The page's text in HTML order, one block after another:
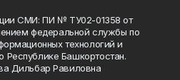
СМИ: ПИ № ТУ02-01358 от
федеральной службы по
технологий и
Башкортостан.
Дильбар Равиловна